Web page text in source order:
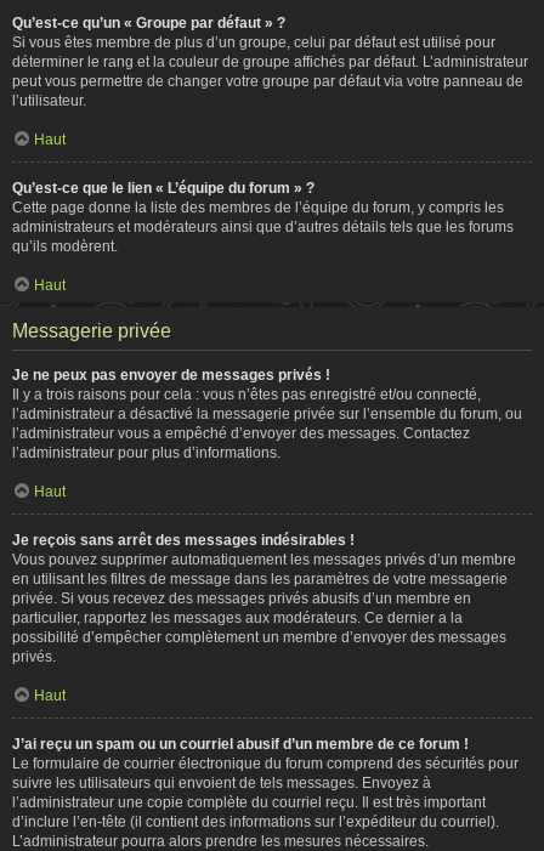
Qu’est-ce qu’un « Groupe par défaut » ?
Si vous êtes membre de plus d’un groupe, celui par défaut est utilisé pour
déterminer le rang et la couleur de groupe affichés par défaut. L’administrateur
peut vous permettre de changer votre groupe par défaut via votre panneau de
l’utilisateur.
Haut
Qu’est-ce que le lien « L’équipe du forum » ?
Cette page donne la liste des membres de l’équipe du forum, y compris les
administrateurs et modérateurs ainsi que d’autres détails tels que les forums
qu’ils modèrent.
Haut
Messagerie privée
Je ne peux pas envoyer de messages privés !
Il y a trois raisons pour cela : vous n’êtes pas enregistré et/ou connecté,
l’administrateur a désactivé la messagerie privée sur l’ensemble du forum, ou
l’administrateur vous a empêché d’envoyer des messages. Contactez
l’administrateur pour plus d’informations.
Haut
Je reçois sans arrêt des messages indésirables !
Vous pouvez supprimer automatiquement les messages privés d’un membre
en utilisant les filtres de message dans les paramètres de votre messagerie
privée. Si vous recevez des messages privés abusifs d’un membre en
particulier, rapportez les messages aux modérateurs. Ce dernier a la
possibilité d’empêcher complètement un membre d’envoyer des messages
privés.
Haut
J’ai reçu un spam ou un courriel abusif d’un membre de ce forum !
Le formulaire de courrier électronique du forum comprend des sécurités pour
suivre les utilisateurs qui envoient de tels messages. Envoyez à
l’administrateur une copie complète du courriel reçu. Il est très important
d’inclure l’en-tête (il contient des informations sur l’expéditeur du courriel).
L’administrateur pourra alors prendre les mesures nécessaires.